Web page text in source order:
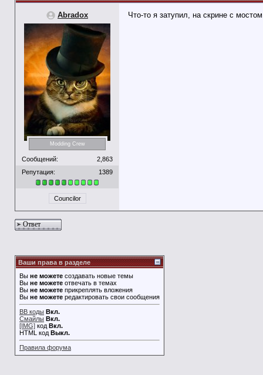
Abradox
Modding Crew
Сообщений:
2,863
Репутация:
1389
Councilor
Что-то я затупил, на скрине с
Ответ
Ваши права в разделе
Вы не можете создавать новые темы
Вы не можете отвечать в темах
Вы не можете прикреплять вложения
Вы не можете редактировать свои сообщения
BB коды Вкл.
Смайлы Вкл.
[IMG] код Вкл.
HTML код Выкл.
Правила форума